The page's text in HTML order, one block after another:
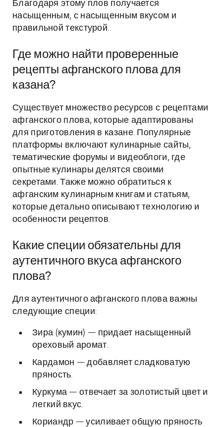
Благодаря этому плов получается
насыщенным, с насыщенным вкусом и
правильной текстурой.
Где можно найти проверенные
рецепты афганского плова для
казана?
Существует множество ресурсов с рецептами
афганского плова, которые адаптированы
для приготовления в казане. Популярные
платформы включают кулинарные сайты,
тематические форумы и видеоблоги, где
опытные кулинары делятся своими
секретами. Также можно обратиться к
афганским кулинарным книгам и статьям,
которые детально описывают технологию и
особенности рецептов.
Какие специи обязательны для
аутентичного вкуса афганского
плова?
Для аутентичного афганского плова важны
следующие специи:
Зира (кумин) — придает насыщенный
ореховый аромат.
Кардамон — добавляет сладковатую
пряность.
Куркума — отвечает за золотистый цвет и
легкий вкус.
Кориандр — усиливает общую пряность